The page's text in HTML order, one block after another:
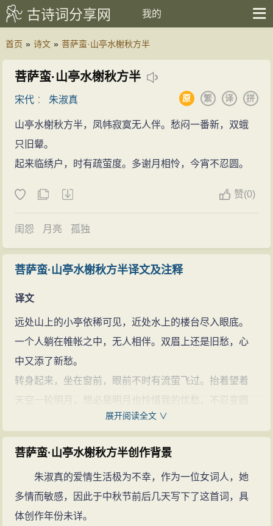
古诗词分享网 我的
首页 » 诗文 » 菩萨蛮·山亭水榭秋方半
菩萨蛮·山亭水榭秋方半
宋代 ： 朱淑真 拼
译
繁
原
山亭水榭秋方半，凤帏寂寞无人伴。愁闷一番新，双蛾
只旧颦。
起来临绣户，时有疏萤度。多谢月相怜，今宵不忍圆。
赞(0)
闺怨 月亮 孤独
菩萨蛮·山亭水榭秋方半译文及注释
译文
远处山上的小亭依稀可见，近处水上的楼台尽入眼底。
一个人躺在帷帐之中，无人相伴。双眉上还是旧愁，心
中又添了新愁。
转身起来，坐在窗前，眼前不时有流萤飞过。抬着望着
天空一轮明月，想必是明月也怜惜我的忧愁，不忍变圆
展开阅读全文 ∨
菩萨蛮·山亭水榭秋方半创作背景
朱淑真的爱情生活极为不幸，作为一位女词人，她
多情而敏感，因此于中秋节前后几天写下了这首词，具
体创作年份未详。